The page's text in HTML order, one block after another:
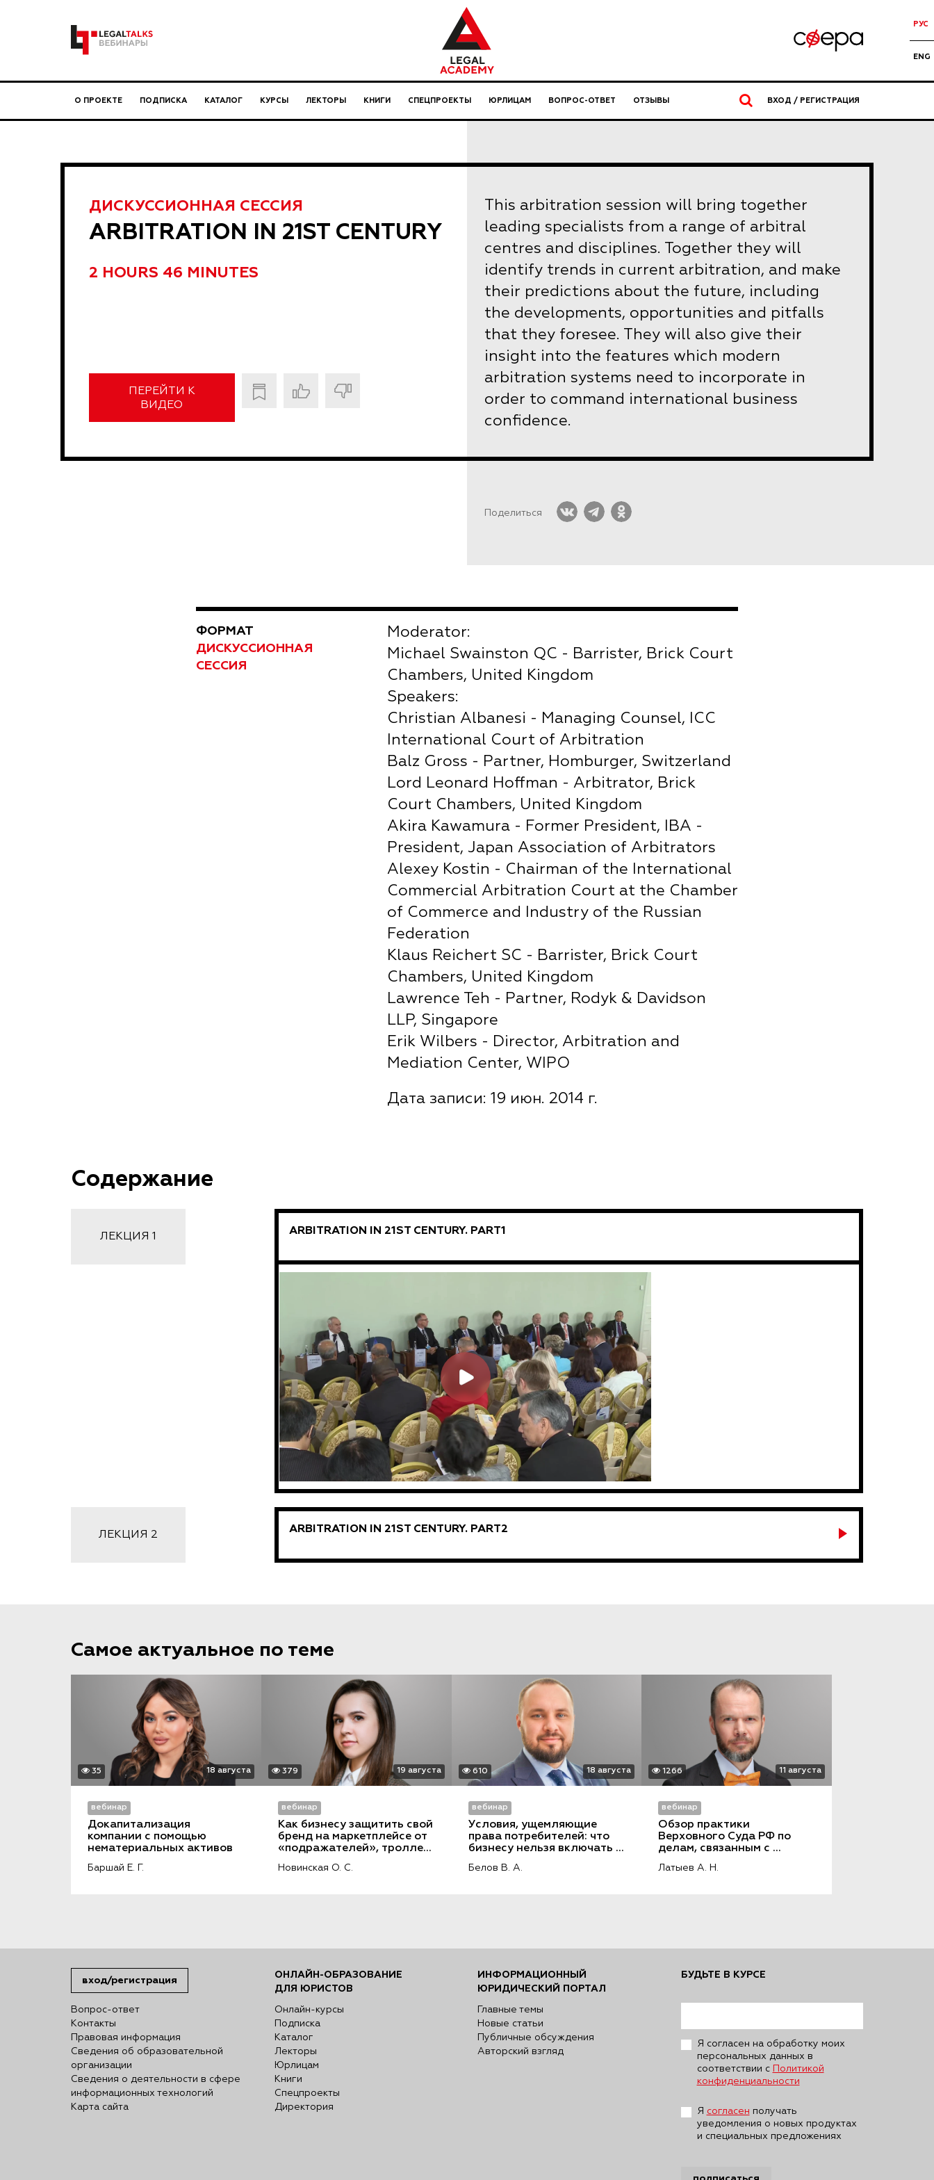
РУС
ENG
О ПРОЕКТЕ ПОДПИСКА КАТАЛОГ КУРСЫ ЛЕКТОРЫ КНИГИ СПЕЦПРОЕКТЫ ЮРЛИЦАМ ВОПРОС-ОТВЕТ ОТЗЫВЫ ВХОД / РЕГИСТРАЦИЯ
ДИСКУССИОННАЯ СЕССИЯ
ARBITRATION IN 21ST CENTURY
2 HOURS 46 MINUTES
ПЕРЕЙТИ К
ВИДЕО
This arbitration session will bring together
leading specialists from a range of arbitral
centres and disciplines. Together they will
identify trends in current arbitration, and make
their predictions about the future, including
the developments, opportunities and pitfalls
that they foresee. They will also give their
insight into the features which modern
arbitration systems need to incorporate in
order to command international business
confidence.
Поделиться
ФОРМАТ
ДИСКУССИОННАЯ
СЕССИЯ
Moderator:
Michael Swainston QC - Barrister, Brick Court
Chambers, United Kingdom
Speakers:
Christian Albanesi - Managing Counsel, ICC
International Court of Arbitration
Balz Gross - Partner, Homburger, Switzerland
Lord Leonard Hoffman - Arbitrator, Brick
Court Chambers, United Kingdom
Akira Kawamura - Former President, IBA -
President, Japan Association of Arbitrators
Alexey Kostin - Chairman of the International
Commercial Arbitration Court at the Chamber
of Commerce and Industry of the Russian
Federation
Klaus Reichert SC - Barrister, Brick Court
Chambers, United Kingdom
Lawrence Teh - Partner, Rodyk & Davidson
LLP, Singapore
Erik Wilbers - Director, Arbitration and
Mediation Center, WIPO
Дата записи: 19 июн. 2014 г.
Содержание
ЛЕКЦИЯ 1 ARBITRATION IN 21ST CENTURY. PART1
ЛЕКЦИЯ 2 ARBITRATION IN 21ST CENTURY. PART2
Самое актуальное по теме
35 18 августа
вебинар
Докапитализация
компании с помощью
нематериальных активов
Баршай Е. Г.
379 19 августа
вебинар
Как бизнесу защитить свой
бренд на маркетплейсе от
«подражателей», троллей
Новинская О. С.
610 18 августа
вебинар
Условия, ущемляющие
права потребителей: что
бизнесу нельзя включать в
правила обслуживания
Белов В. А.
1266 11 августа
вебинар
Обзор практики
Верховного Суда РФ по
делам, связанным с
повлекших переход права
Латыев А. Н.
вход/регистрация
Вопрос-ответ
Контакты
Правовая информация
Сведения об образовательной
организации
Сведения о деятельности в сфере
информационных технологий
Карта сайта
ОНЛАЙН-ОБРАЗОВАНИЕ
ДЛЯ ЮРИСТОВ
Онлайн-курсы
Подписка
Каталог
Лекторы
Юрлицам
Книги
Спецпроекты
Директория
ИНФОРМАЦИОННЫЙ
ЮРИДИЧЕСКИЙ ПОРТАЛ
Главные темы
Новые статьи
Публичные обсуждения
Авторский взгляд
БУДЬТЕ В КУРСЕ
Я согласен на обработку моих
персональных данных в
соответствии с
Политикой
конфиденциальности
Я согласен получать
уведомления о новых продуктах
и специальных предложениях